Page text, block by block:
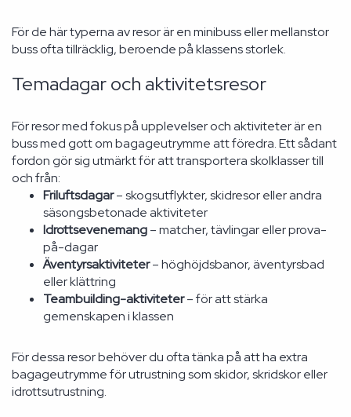
För de här typerna av resor är en minibuss eller mellanstor
buss ofta tillräcklig, beroende på klassens storlek.
Temadagar och aktivitetsresor
För resor med fokus på upplevelser och aktiviteter är en
buss med gott om bagageutrymme att föredra. Ett sådant
fordon gör sig utmärkt för att transportera skolklasser till
och från:
Friluftsdagar– skogsutflykter, skidresor eller andra
säsongsbetonade aktiviteter
Idrottsevenemang– matcher, tävlingar eller prova-
på-dagar
Äventyrsaktiviteter– höghöjdsbanor, äventyrsbad
eller klättring
Teambuilding-aktiviteter– för att stärka
gemenskapen i klassen
För dessa resor behöver du ofta tänka på att ha extra
bagageutrymme för utrustning som skidor, skridskor eller
idrottsutrustning.